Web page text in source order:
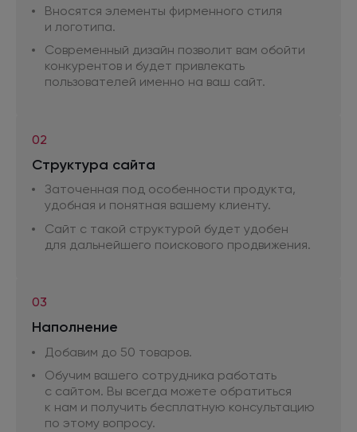
Вносятся элементы фирменного стиля
и логотипа.
Современный дизайн позволит вам обойти
конкурентов и будет привлекать
пользователей именно на ваш сайт.
02
Структура сайта
Заточенная под особенности продукта,
удобная и понятная вашему клиенту.
Сайт с такой структурой будет удобен
для дальнейшего поискового продвижения.
03
Наполнение
Добавим до 50 товаров.
Обучим вашего сотрудника работать
с сайтом. Вы всегда можете обратиться
к нам и получить бесплатную консультацию
по этому вопросу.